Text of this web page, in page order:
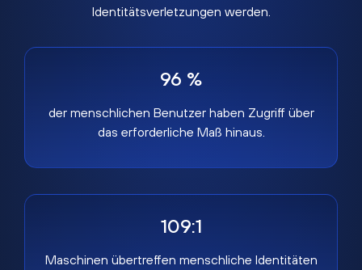
Identitätsverletzungen werden.
96 %
der menschlichen Benutzer haben Zugriff über
das erforderliche Maß hinaus.
109:1
Maschinen übertreffen menschliche Identitäten